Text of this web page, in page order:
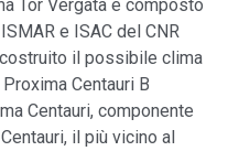
Tor Vergata e composto
e ISAC del CNR
il possibile clima
Centauri B
Centauri, componente
il più vicino al